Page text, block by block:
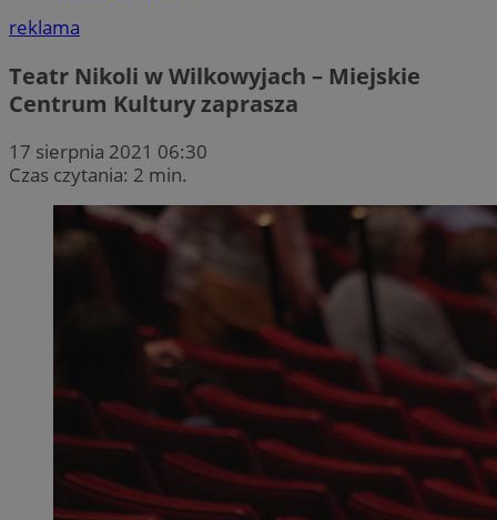
reklama
Teatr Nikoli w Wilkowyjach – Miejskie
Centrum Kultury zaprasza
17 sierpnia 2021 06:30
Czas czytania: 2 min.